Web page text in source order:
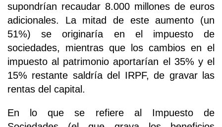
supondrían recaudar 8.000 millones de euros
adicionales. La mitad de este aumento (un
51%) se originaría en el impuesto de
sociedades, mientras que los cambios en el
impuesto al patrimonio aportarían el 35% y el
15% restante saldría del IRPF, de gravar las
rentas del capital.
En lo que se refiere al Impuesto de